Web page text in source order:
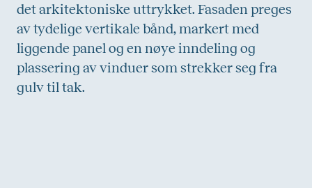
det arkitektoniske uttrykket. Fasaden preges
av tydelige vertikale bånd, markert med
liggende panel og en nøye inndeling og
plassering av vinduer som strekker seg fra
gulv til tak.